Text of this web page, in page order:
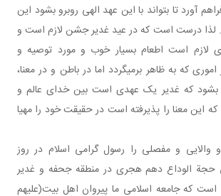
آورد تا بتواند با این عهد الهی روبرو بشود این
لذا درست است که در عید غدیر جشن لازم است و
لازم است اطعام بسیار خوب و مورد توصیه و
که به ظاهر برمی گردد اما در باطن و در معنا،
بشود که غدیر یک عهدی است بین خدای عالم و
این معنا را پذیرفته است در حقیقت خود را مهیا
و مفصلی را رسول گرامی اسلام در روز
الوداع دهم هجری در منطقه جحفه و غدیر
است که جامعه اسلامی ما پیروان اهل بیت(علیهم